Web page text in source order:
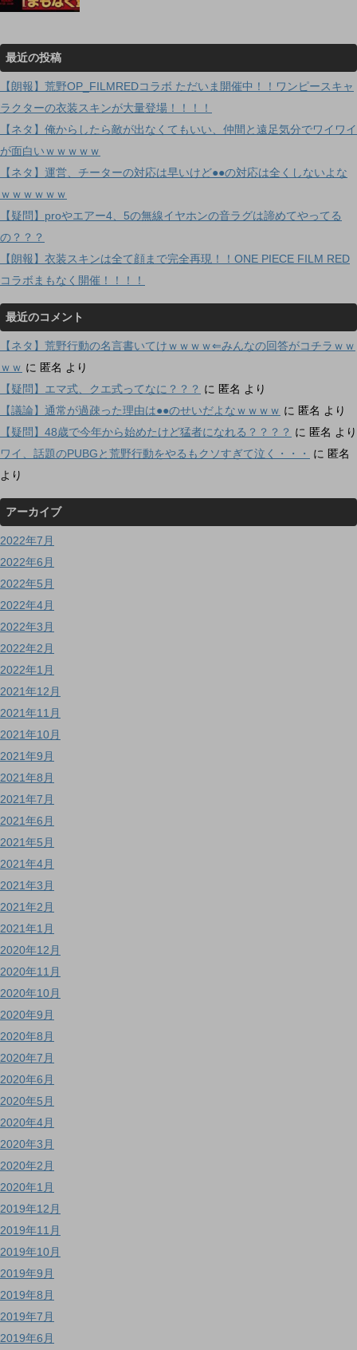
最近の投稿
【朗報】荒野OP_FILMREDコラボ ただいま開催中！！ワンピースキャ
ラクターの衣装スキンが大量登場！！！！
【ネタ】俺からしたら敵が出なくてもいい、仲間と遠足気分でワイワイ
が面白いｗｗｗｗｗ
【ネタ】運営、チーターの対応は早いけど●●の対応は全くしないよな
ｗｗｗｗｗｗ
【疑問】proやエアー4、5の無線イヤホンの音ラグは諦めてやってる
の？？？
【朗報】衣装スキンは全て顔まで完全再現！！ONE PIECE FILM RED
コラボまもなく開催！！！！
最近のコメント
【ネタ】荒野行動の名言書いてけｗｗｗｗ⇐みんなの回答がコチラｗｗ
ｗｗ に 匿名 より
【疑問】エマ式、クエ式ってなに？？？ に 匿名 より
【議論】通常が過疎った理由は●●のせいだよなｗｗｗｗ に 匿名 より
【疑問】48歳で今年から始めたけど猛者になれる？？？？ に 匿名 より
ワイ、話題のPUBGと荒野行動をやるもクソすぎて泣く・・・
に 匿名
より
アーカイブ
2022年7月
2022年6月
2022年5月
2022年4月
2022年3月
2022年2月
2022年1月
2021年12月
2021年11月
2021年10月
2021年9月
2021年8月
2021年7月
2021年6月
2021年5月
2021年4月
2021年3月
2021年2月
2021年1月
2020年12月
2020年11月
2020年10月
2020年9月
2020年8月
2020年7月
2020年6月
2020年5月
2020年4月
2020年3月
2020年2月
2020年1月
2019年12月
2019年11月
2019年10月
2019年9月
2019年8月
2019年7月
2019年6月